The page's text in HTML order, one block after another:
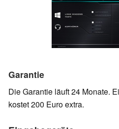
Garantie
Die Garantie läuft 24 Monate.
kostet 200 Euro extra.